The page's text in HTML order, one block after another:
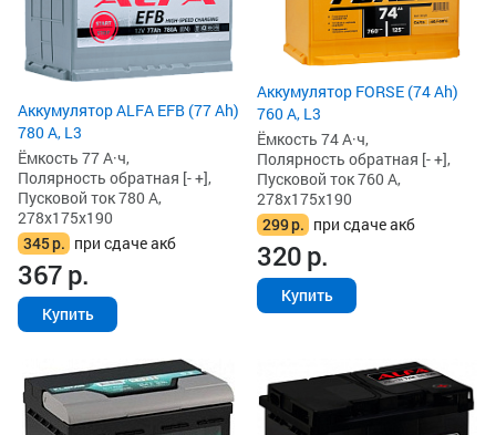
Аккумулятор ALFA EFB (77 Ah)
780 А, L3
Ёмкость 77 А·ч,
Полярность обратная [- +],
Пусковой ток 780 А,
278x175x190
345р. при сдаче акб
367р.
Купить
Аккумулятор FORSE (74 Ah)
760 А, L3
Ёмкость 74 А·ч,
Полярность обратная [- +],
Пусковой ток 760 А,
278x175x190
299р. при сдаче акб
320р.
Купить